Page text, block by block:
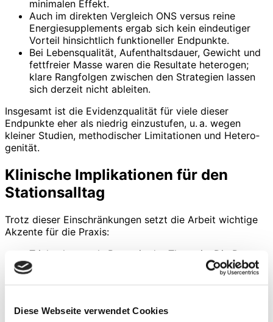
Diese Webseite verwendet Cookies
minimalen Effekt.
Auch im direkten Vergleich ONS versus reine
Energiesupplements ergab sich kein eindeutiger
Vorteil hinsichtlich funktioneller Endpunkte.
Bei Lebensqualität, Aufenthaltsdauer, Gewicht und
fettfreier Masse waren die Resultate heterogen;
klare Rangfolgen zwischen den Strategien lassen
sich derzeit nicht ableiten.
Insgesamt ist die Evidenzqualität für viele dieser
Endpunkte eher als niedrig einzustufen, u. a. wegen
kleiner Studien, methodischer Limitationen und Hetero­
genität.
Klinische Implikationen für den
Stationsalltag
Trotz dieser Einschränkungen setzt die Arbeit wichtige
Akzente für die Praxis:
Trinknahrung als Baustein der Therapie: Die Daten
stützen den gezielten Einsatz von ONS bei älteren,
hospitalisierten Patienten mit Risiko für oder
über das normale Essen allein nicht zu erwarten ist.